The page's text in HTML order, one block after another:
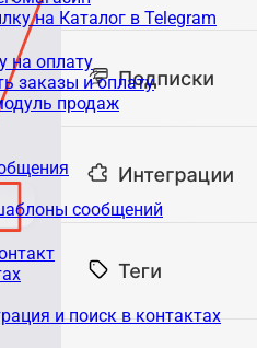
на Каталог в Telegram
на оплату
заказы и оплату
продаж
сообщений
и поиск в контактах